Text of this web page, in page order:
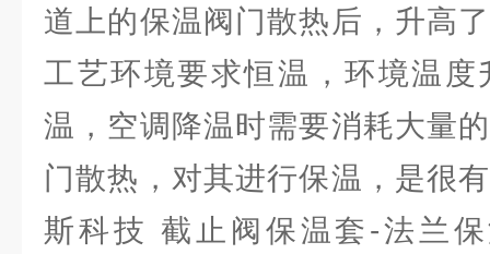
道上的保温阀门散热后，升高
工艺环境要求恒温，环境温度
温，空调降温时需要消耗大量
门散热，对其进行保温，是很
斯科技 截止阀保温套-法兰